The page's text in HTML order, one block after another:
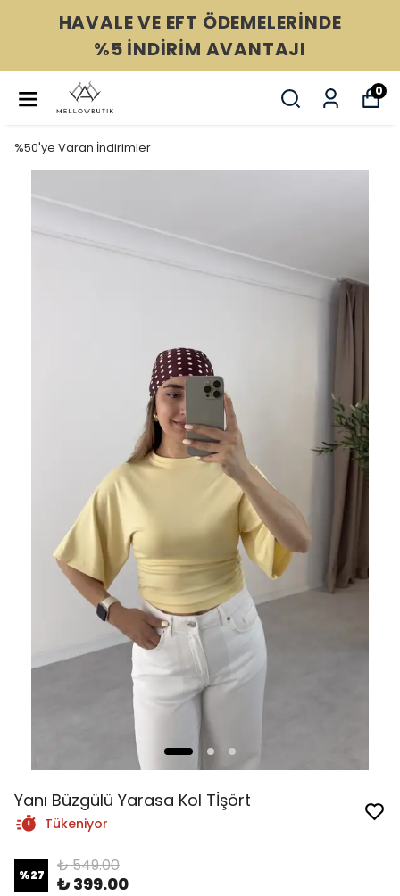
2000 TL ÜZERİ ÜCRETSİZ
KARGO
0
%50'ye Varan İndirimler
Yanı Büzgülü Yarasa Kol Tİşört
Tükeniyor
%27 ₺ 549.00
₺ 399.00